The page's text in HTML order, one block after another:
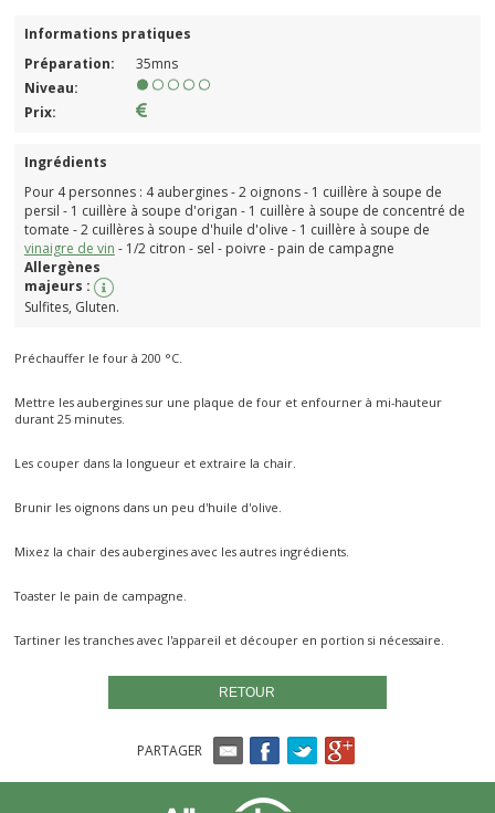
Informations pratiques
Préparation:
35mns
Niveau:
Prix:
Ingrédients
Pour 4 personnes : 4 aubergines - 2 oignons - 1 cuillère à soupe de
persil - 1 cuillère à soupe d'origan - 1 cuillère à soupe de concentré de
tomate - 2 cuillères à soupe d'huile d'olive - 1 cuillère à soupe de
vinaigre de vin - 1/2 citron - sel - poivre - pain de campagne
Allergènes
majeurs :
Sulfites, Gluten.
Préchauffer le four à 200 °C.
Mettre les aubergines sur une plaque de four et enfourner à mi-hauteur
durant 25 minutes.
Les couper dans la longueur et extraire la chair.
Brunir les oignons dans un peu d'huile d'olive.
Mixez la chair des aubergines avec les autres ingrédients.
Toaster le pain de campagne.
Tartiner les tranches avec l'appareil et découper en portion si nécessaire.
RETOUR
PARTAGER